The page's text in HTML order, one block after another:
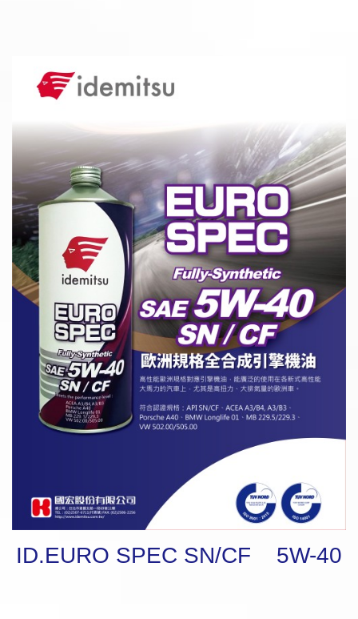
ID.EURO SPEC SN/CF 5W-40